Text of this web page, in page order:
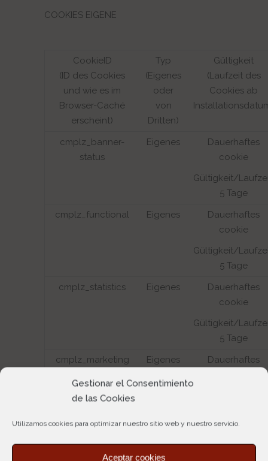
Gestionar el Consentimiento
de las Cookies
Utilizamos cookies para optimizar nuestro sitio web y nuestro servicio.
Aceptar cookies
COOKIES EIGENE
CookieID
(ID des Cookies
und wie es im
Browser-Caché
erscheint)
Typ
(Eigenes
oder
von
Dritten)
Gültigkeit
(Laufzeit des
Cookies ab
cmplz_banner-
status
Eigenes
Dauerhaftes
cookie
Gültigkeit/
5 Tage
cmplz_functional
Eigenes
Dauerhaftes
cookie
Gültigkeit/
5 Tage
cmplz_statistics
Eigenes
Dauerhaftes
cookie
Gültigkeit/
5 Tage
cmplz_marketing
Eigenes
Dauerhaftes
cookie